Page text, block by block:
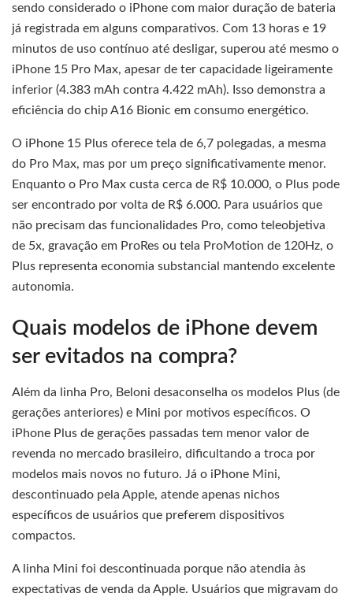
sendo considerado o iPhone com maior duração de bateria
já registrada em alguns comparativos. Com 13 horas e 19
minutos de uso contínuo até desligar, superou até mesmo o
iPhone 15 Pro Max, apesar de ter capacidade ligeiramente
inferior (4.383 mAh contra 4.422 mAh). Isso demonstra a
eficiência do chip A16 Bionic em consumo energético.
O iPhone 15 Plus oferece tela de 6,7 polegadas, a mesma
do Pro Max, mas por um preço significativamente menor.
Enquanto o Pro Max custa cerca de R$ 10.000, o Plus pode
ser encontrado por volta de R$ 6.000. Para usuários que
não precisam das funcionalidades Pro, como teleobjetiva
de 5x, gravação em ProRes ou tela ProMotion de 120Hz, o
Plus representa economia substancial mantendo excelente
autonomia.
Quais modelos de iPhone devem
ser evitados na compra?
Além da linha Pro, Beloni desaconselha os modelos Plus (de
gerações anteriores) e Mini por motivos específicos. O
iPhone Plus de gerações passadas tem menor valor de
revenda no mercado brasileiro, dificultando a troca por
modelos mais novos no futuro. Já o iPhone Mini,
descontinuado pela Apple, atende apenas nichos
específicos de usuários que preferem dispositivos
compactos.
A linha Mini foi descontinuada porque não atendia às
expectativas de venda da Apple. Usuários que migravam do